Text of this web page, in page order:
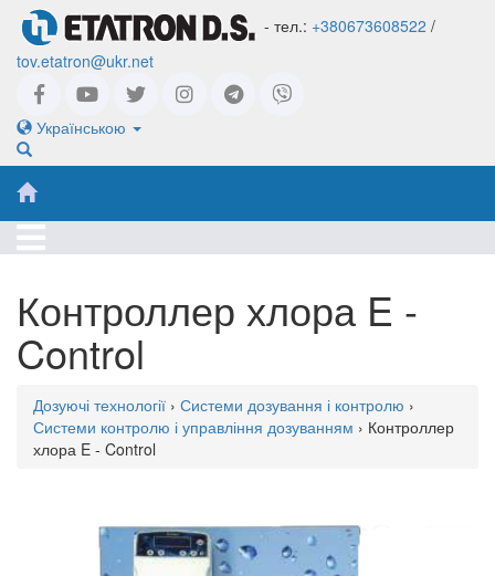
- тел.: +380673608522 /
tov.etatron@ukr.net
Українською
Контроллер хлора E -
Control
Дозуючі технології › Системи дозування і контролю ›
Системи контролю і управління дозуванням › Контроллер
хлора E - Control